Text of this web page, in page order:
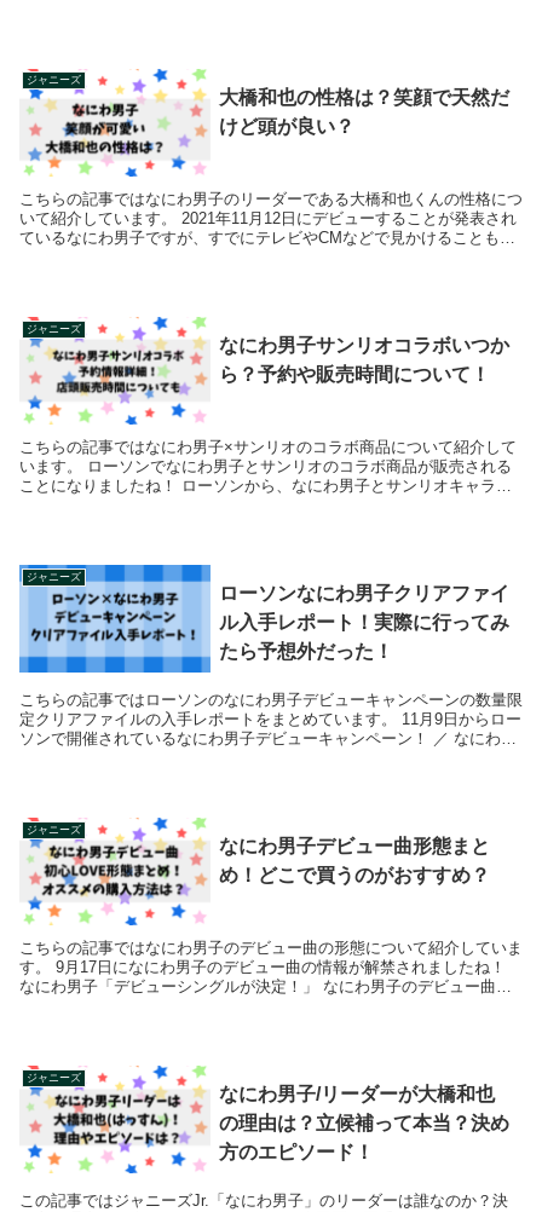
ジャニーズ
大橋和也の性格は？笑顔で天然だ
けど頭が良い？
こちらの記事ではなにわ男子のリーダーである大橋和也くんの性格につ
いて紹介しています。 2021年11月12日にデビューすることが発表され
ているなにわ男子ですが、すでにテレビやCMなどで見かけることも多
ジャニーズ
なにわ男子サンリオコラボいつか
ら？予約や販売時間について！
こちらの記事ではなにわ男子×サンリオのコラボ商品について紹介して
います。 ローソンでなにわ男子とサンリオのコラボ商品が販売される
ことになりましたね！ ローソンから、なにわ男子とサンリオキャラク
ジャニーズ
ローソンなにわ男子クリアファイ
ル入手レポート！実際に行ってみ
たら予想外だった！
こちらの記事ではローソンのなにわ男子デビューキャンペーンの数量限
定クリアファイルの入手レポートをまとめています。 11月9日からロー
ソンで開催されているなにわ男子デビューキャンペーン！ ／ なにわ男
ジャニーズ
なにわ男子デビュー曲形態まと
め！どこで買うのがおすすめ？
こちらの記事ではなにわ男子のデビュー曲の形態について紹介していま
す。 9月17日になにわ男子のデビュー曲の情報が解禁されましたね！
なにわ男子「デビューシングルが決定！」 なにわ男子のデビュー曲が
ジャニーズ
なにわ男子/リーダーが大橋和也
の理由は？立候補って本当？決め
方のエピソード！
この記事ではジャニーズJr.「なにわ男子」のリーダーは誰なのか？決